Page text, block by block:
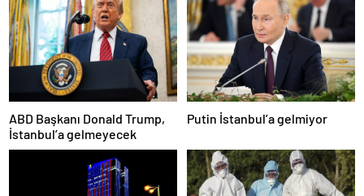
ABD Başkanı Donald Trump,
İstanbul’a gelmeyecek
Putin İstanbul’a gelmiyor